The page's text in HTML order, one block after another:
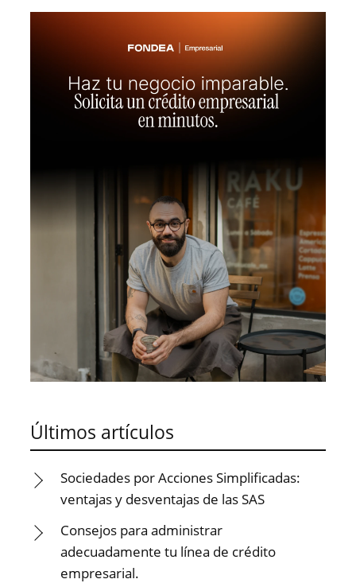
Últimos artículos
Sociedades por Acciones Simplificadas:
ventajas y desventajas de las SAS
Consejos para administrar
adecuadamente tu línea de crédito
empresarial.